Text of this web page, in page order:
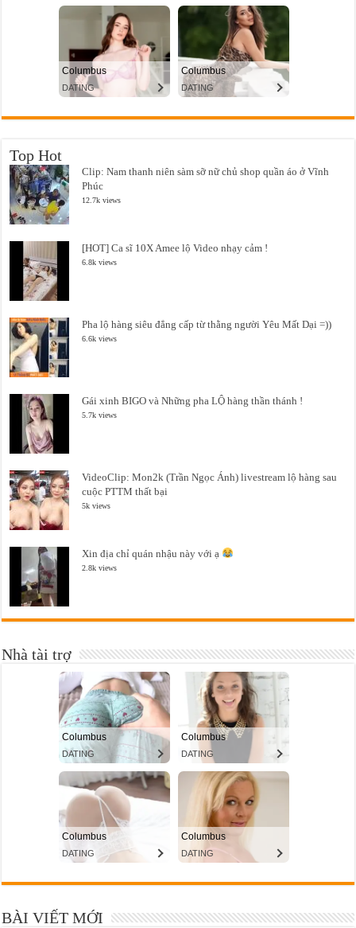
Top Hot
Clip: Nam thanh niên sàm sỡ nữ chủ shop quần áo ở Vĩnh
Phúc
12.7k views
[HOT] Ca sĩ 10X Amee lộ Video nhạy cảm !
6.8k views
Pha lộ hàng siêu đẳng cấp từ thằng người Yêu Mất Dại =))
6.6k views
Gái xinh BIGO và Những pha LỘ hàng thần thánh !
5.7k views
VideoClip: Mon2k (Trần Ngọc Ánh) livestream lộ hàng sau
cuộc PTTM thất bại
5k views
Xin địa chỉ quán nhậu này với ạ
2.8k views
Nhà tài trợ
BÀI VIẾT MỚI